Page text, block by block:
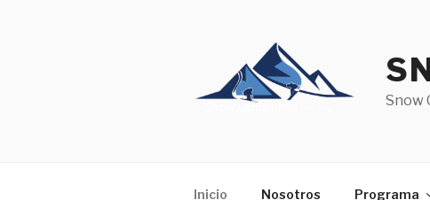
Snow
Inicio Nosotros Programa